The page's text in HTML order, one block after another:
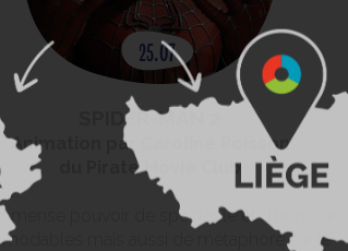
SPIDER-MAN 2
Animation par Caroline Poisson
du Pirate Movie Club
pouvoir de spectacle et d'humour
mais aussi de métaphore sur le